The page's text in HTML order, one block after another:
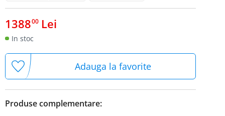
138800 Lei
In stoc
Adauga la favorite
Produse complementare: